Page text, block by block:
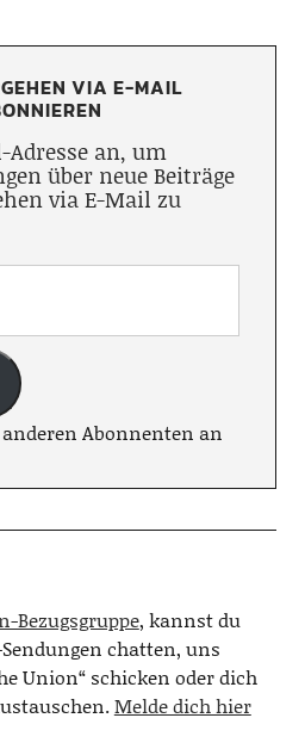
VIA E-MAIL
Adresse an, um
über neue Beiträge
via E-Mail zu
anderen Abonnenten an
Bezugsgruppe, kannst du
chatten, uns
Union“ schicken oder dich
Melde dich hier